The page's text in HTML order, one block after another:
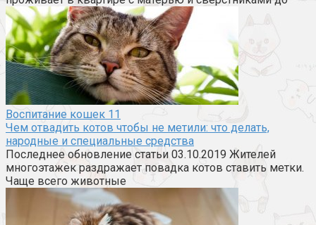
Воспитание кошек 11
Чем отвадить котов чтобы не метили: что делать,
народные и специальные средства
Последнее обновление статьи 03.10.2019 Жителей
многоэтажек раздражает повадка котов ставить метки.
Чаще всего животные